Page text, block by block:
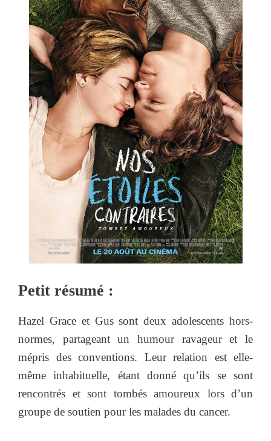
Petit résumé :
Hazel Grace et Gus sont deux adolescents hors-
normes, partageant un humour ravageur et le
mépris des conventions. Leur relation est elle-
même inhabituelle, étant donné qu’ils se sont
rencontrés et sont tombés amoureux lors d’un
groupe de soutien pour les malades du cancer.